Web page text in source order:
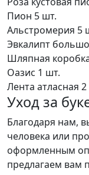
Пион 5 шт.
Альстромерия 5
Эвкалипт
Шляпная
Оазис 1 шт.
Лента атласная 2
Уход за
Благодаря нам,
человека или
оформленным
предлагаем вам